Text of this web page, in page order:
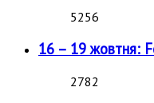
5256
16 – 19 жовтня:
2782